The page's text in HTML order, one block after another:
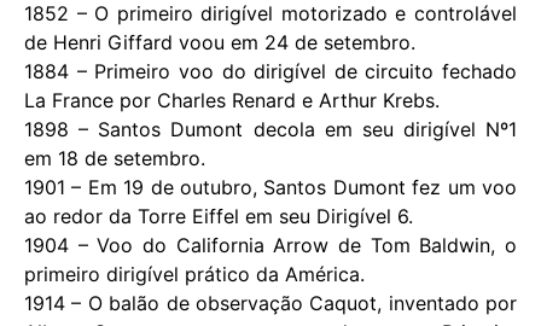
1852 – O primeiro dirigível motorizado e controlável
de Henri Giffard voou em 24 de setembro.
1884 – Primeiro voo do dirigível de circuito fechado
La France por Charles Renard e Arthur Krebs.
1898 – Santos Dumont decola em seu dirigível Nº1
em 18 de setembro.
1901 – Em 19 de outubro, Santos Dumont fez um voo
ao redor da Torre Eiffel em seu Dirigível 6.
1904 – Voo do California Arrow de Tom Baldwin, o
primeiro dirigível prático da América.
1914 – O balão de observação Caquot, inventado por